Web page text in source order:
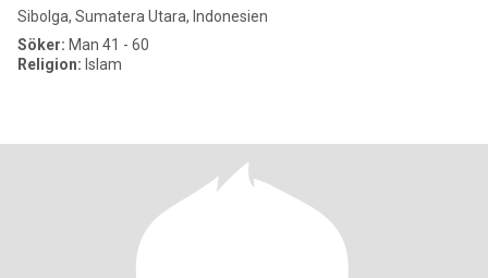
Sibolga, Sumatera Utara, Indonesien
Söker: Man 41 - 60
Religion: Islam